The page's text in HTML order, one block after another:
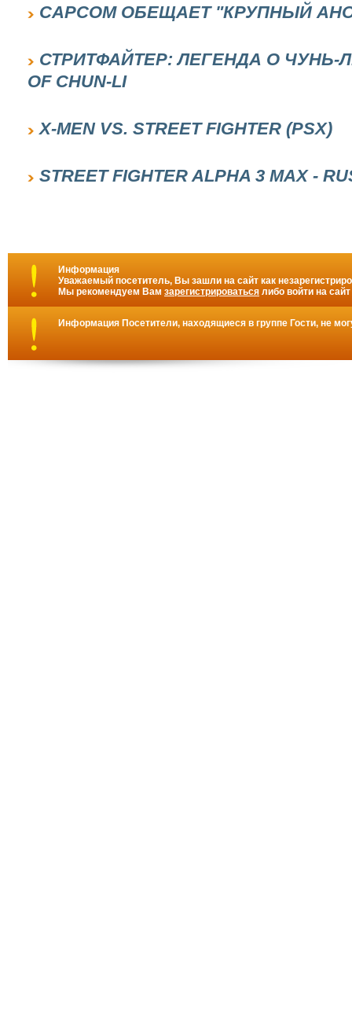
CAPCOM ОБЕЩАЕТ "КРУПНЫЙ
СТРИТФАЙТЕР: ЛЕГЕНДА О ЧУНЬ-ЛИ
OF CHUN-LI
X-MEN VS. STREET FIGHTER (PSX)
STREET FIGHTER ALPHA 3 MAX -
Информация
Уважаемый посетитель, Вы зашли на сайт как
Мы рекомендуем Вам зарегистрироваться либо войти на
Информация Посетители, находящиеся в группе Гости, не